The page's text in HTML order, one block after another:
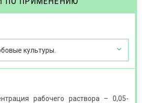
культуры.
рабочего раствора – 0,05-